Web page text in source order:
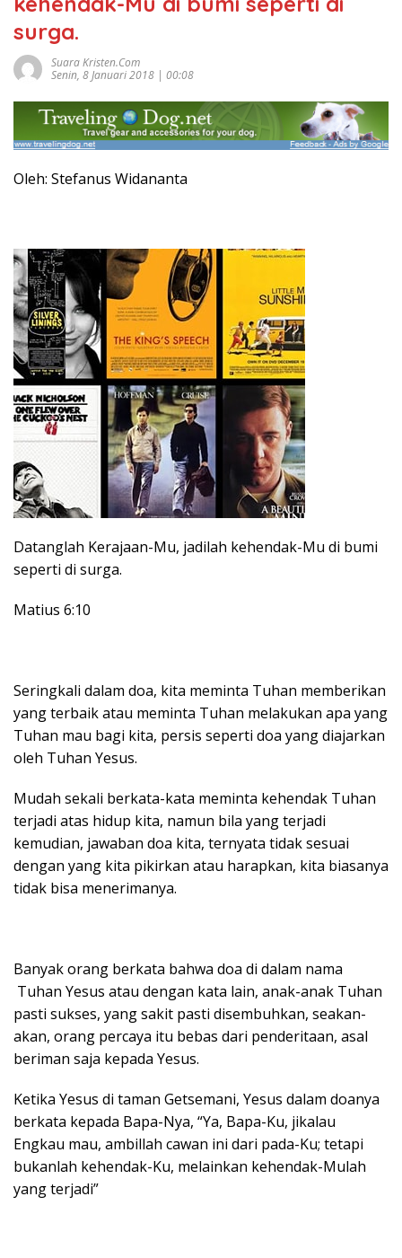
surga.
Suara Kristen.com
Senin, 8 Januari 2018 | 00:08
Oleh: Stefanus Widananta
Datanglah Kerajaan-Mu, jadilah kehendak-Mu di bumi
seperti di surga.
Matius 6:10
Seringkali dalam doa, kita meminta Tuhan memberikan
yang terbaik atau meminta Tuhan melakukan apa yang
Tuhan mau bagi kita, persis seperti doa yang diajarkan
oleh Tuhan Yesus.
Mudah sekali berkata-kata meminta kehendak Tuhan
terjadi atas hidup kita, namun bila yang terjadi
kemudian, jawaban doa kita, ternyata tidak sesuai
dengan yang kita pikirkan atau harapkan, kita biasanya
tidak bisa menerimanya.
Banyak orang berkata bahwa doa di dalam nama
Tuhan Yesus atau dengan kata lain, anak-anak Tuhan
pasti sukses, yang sakit pasti disembuhkan, seakan-
akan, orang percaya itu bebas dari penderitaan, asal
beriman saja kepada Yesus.
Ketika Yesus di taman Getsemani, Yesus dalam doanya
berkata kepada Bapa-Nya, “Ya, Bapa-Ku, jikalau
Engkau mau, ambillah cawan ini dari pada-Ku; tetapi
bukanlah kehendak-Ku, melainkan kehendak-Mulah
yang terjadi”